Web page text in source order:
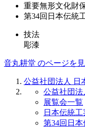
重要無形文化財
第34回日本伝統
技法
彫漆
音丸耕堂 のページを
公益社団法人 日
公益社団法
展覧会一覧
日本伝統
第34回日